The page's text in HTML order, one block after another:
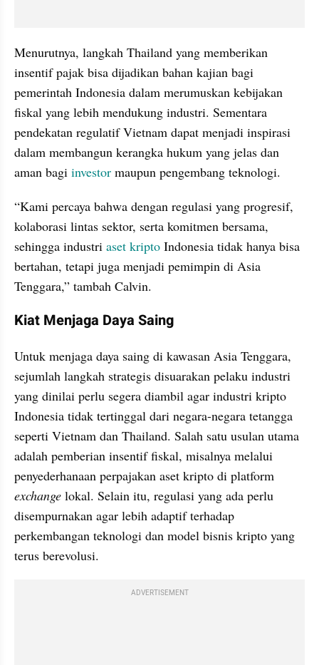
Menurutnya, langkah Thailand yang memberikan
insentif pajak bisa dijadikan bahan kajian bagi
pemerintah Indonesia dalam merumuskan kebijakan
fiskal yang lebih mendukung industri. Sementara
pendekatan regulatif Vietnam dapat menjadi inspirasi
dalam membangun kerangka hukum yang jelas dan
aman bagi investor maupun pengembang teknologi.
“Kami percaya bahwa dengan regulasi yang progresif,
kolaborasi lintas sektor, serta komitmen bersama,
sehingga industri aset kripto Indonesia tidak hanya bisa
bertahan, tetapi juga menjadi pemimpin di Asia
Tenggara,” tambah Calvin.
Kiat Menjaga Daya Saing
Untuk menjaga daya saing di kawasan Asia Tenggara,
sejumlah langkah strategis disuarakan pelaku industri
yang dinilai perlu segera diambil agar industri kripto
Indonesia tidak tertinggal dari negara-negara tetangga
seperti Vietnam dan Thailand. Salah satu usulan utama
adalah pemberian insentif fiskal, misalnya melalui
exchange lokal. Selain itu, regulasi yang ada perlu
disempurnakan agar lebih adaptif terhadap
perkembangan teknologi dan model bisnis kripto yang
terus berevolusi.
ADVERTISEMENT